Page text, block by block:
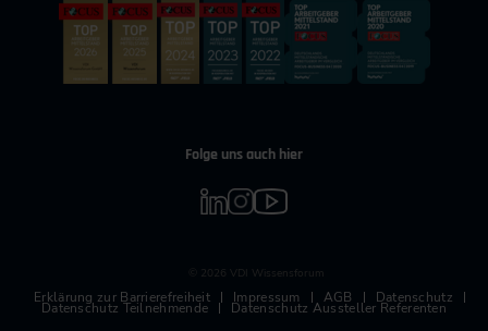
Folge uns auch hier
© 2026 VDI Wissensforum
Erklärung zur Barrierefreiheit Impressum AGB Datenschutz
Datenschutz Teilnehmende Datenschutz Aussteller Referenten